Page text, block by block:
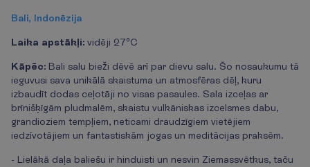
Bali, Indonēzija
Laika apstākļi: vidēji 27°C
Kāpēc: Bali salu bieži dēvē arī par dievu salu. Šo nosaukumu tā
ieguvusi sava unikālā skaistuma un atmosfēras dēļ, kuru
izbaudīt dodas ceļotāji no visas pasaules. Sala izceļas ar
brīnišķīgām pludmalēm, skaistu vulkāniskas izcelsmes dabu,
grandioziem tempļiem, neticami draudzīgiem vietējiem
iedzīvotājiem un fantastiskām jogas un meditācijas praksēm.
- Lielākā daļa baliešu ir hinduisti un nesvin Ziemassvētkus, taču